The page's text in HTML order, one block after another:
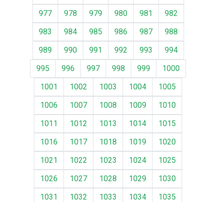
977
978 979 980 981
982
983
984 985 986 987
988
989
990 991 992 993
994
995
996 997 998 999
1000
1001
1002 1003 1004
1005
1006
1007 1008 1009
1010
1011
1012 1013 1014
1015
1016
1017 1018 1019
1020
1021
1022 1023 1024
1025
1026
1027 1028 1029
1030
1031
1032 1033 1034
1035